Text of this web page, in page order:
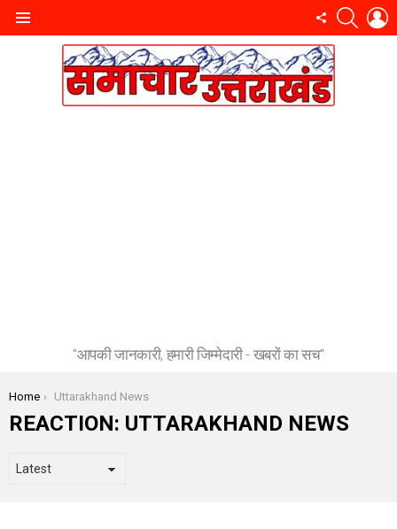
FOLLOW
"आपकी जानकारी, हमारी जिम्मेदारी - खबरों का सच"
You are here:
Home Uttarakhand News
REACTION: UTTARAKHAND NEWS